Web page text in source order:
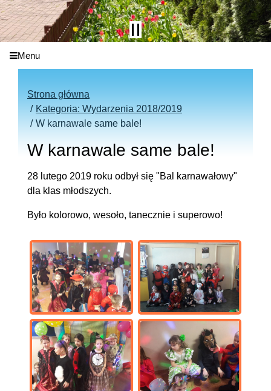
Menu
Strona główna
Kategoria: Wydarzenia 2018/2019
W karnawale same bale!
W karnawale same bale!
28 lutego 2019 roku odbył się "Bal karnawałowy"
dla klas młodszych.
Było kolorowo, wesoło, tanecznie i superowo!